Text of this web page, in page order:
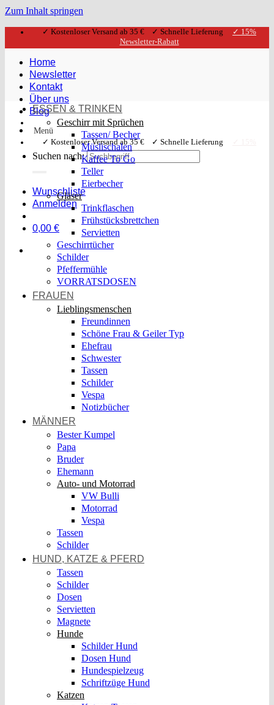
Zum Inhalt springen
✓ Kostenloser Versand ab 35 € ✓ Schnelle Lieferung
✓ 15%
Newsletter-Rabatt
Home
Newsletter
Kontakt
Über uns
Blog
✓ Kostenloser Versand ab 35 € ✓ Schnelle Lieferung
Newsletter-Rabatt
Menü
Suchen nach:
Wunschliste
Anmelden
0,00 €
ESSEN & TRINKEN
Geschirr mit Sprüchen
Tassen/ Becher
Müslischalen
Kaffee To Go
Teller
Eierbecher
Gläser
Trinkflaschen
Frühstücksbrettchen
Servietten
Geschirrtücher
Schilder
Pfeffermühle
VORRATSDOSEN
FRAUEN
Lieblingsmenschen
Freundinnen
Schöne Frau & Geiler Typ
Ehefrau
Schwester
Tassen
Schilder
Vespa
Notizbücher
MÄNNER
Bester Kumpel
Papa
Bruder
Ehemann
Auto- und Motorrad
VW Bulli
Motorrad
Vespa
Tassen
Schilder
HUND, KATZE & PFERD
Tassen
Schilder
Dosen
Servietten
Magnete
Hunde
Schilder Hund
Dosen Hund
Hundespielzeug
Schriftzüge Hund
Katzen